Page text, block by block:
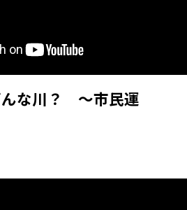
んな川？ 〜市民運